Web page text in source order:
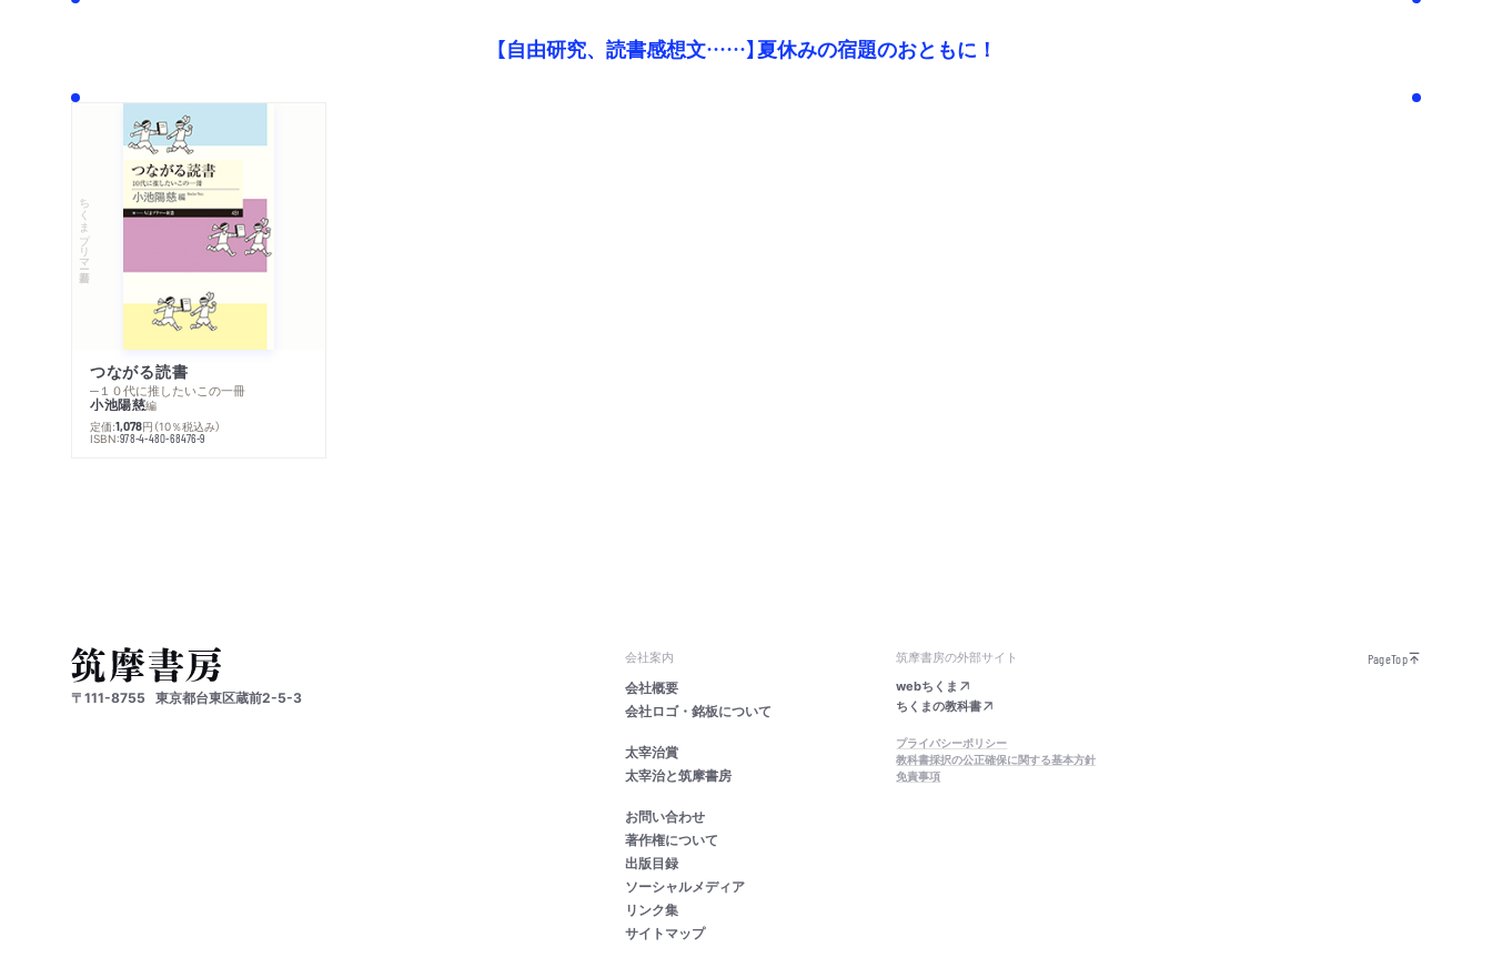
【自由研究、読書感想文……】夏休みの宿題のおともに！
ちくまプリマー新書
つながる読書
─１０代に推したいこの一冊
小池陽慈編
定価:1,078円 （10％税込み）
ISBN:978-4-480-68476-9
〒111-8755 東京都台東区蔵前2-5-3
会社案内
会社概要
会社ロゴ・銘板について
太宰治賞
太宰治と筑摩書房
お問い合わせ
著作権について
出版目録
ソーシャルメディア
リンク集
サイトマップ
筑摩書房の外部サイト
webちくま
ちくまの教科書
プライバシーポリシー
教科書採択の公正確保に関する基本方針
免責事項
PageTop